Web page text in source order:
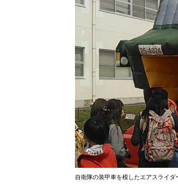
自衛隊の装甲車を模したエアスライ